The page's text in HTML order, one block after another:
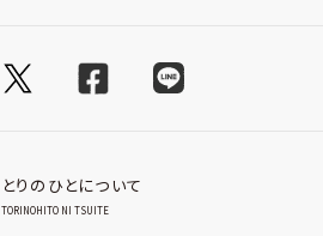
とりのひとについて
TORINOHITO NI TSUITE